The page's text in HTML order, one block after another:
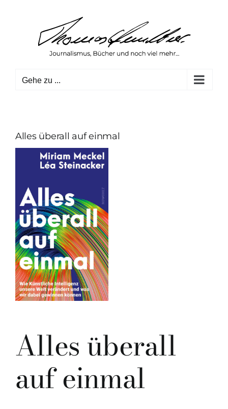
springen
Gehe zu ...
Alles überall auf einmal
Alles überall
auf einmal